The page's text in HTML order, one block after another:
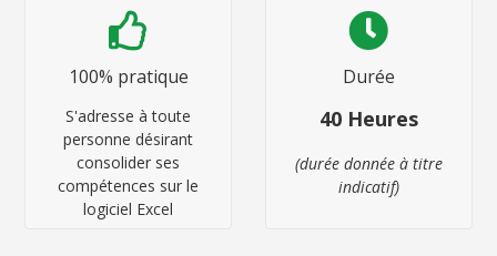
100% pratique
S'adresse à toute
personne désirant
consolider ses
compétences sur le
logiciel Excel
Durée
40 Heures
(durée donnée à titre
indicatif)